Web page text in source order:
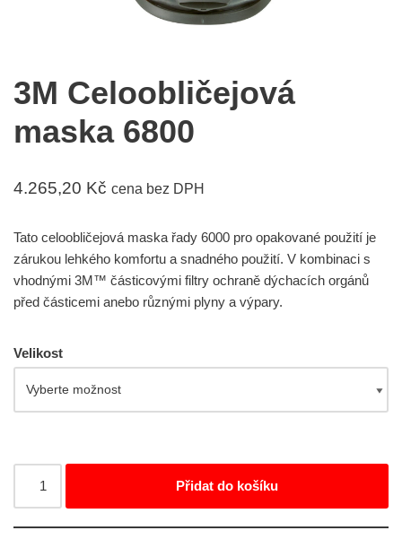
3M Celoobličejová
maska 6800
4.265,20 Kč cena bez DPH
Tato celoobličejová maska řady 6000 pro opakované použití je
zárukou lehkého komfortu a snadného použití. V kombinaci s
vhodnými 3M™ částicovými filtry ochraně dýchacích orgánů
před částicemi anebo různými plyny a výpary.
Velikost
Přidat do košíku